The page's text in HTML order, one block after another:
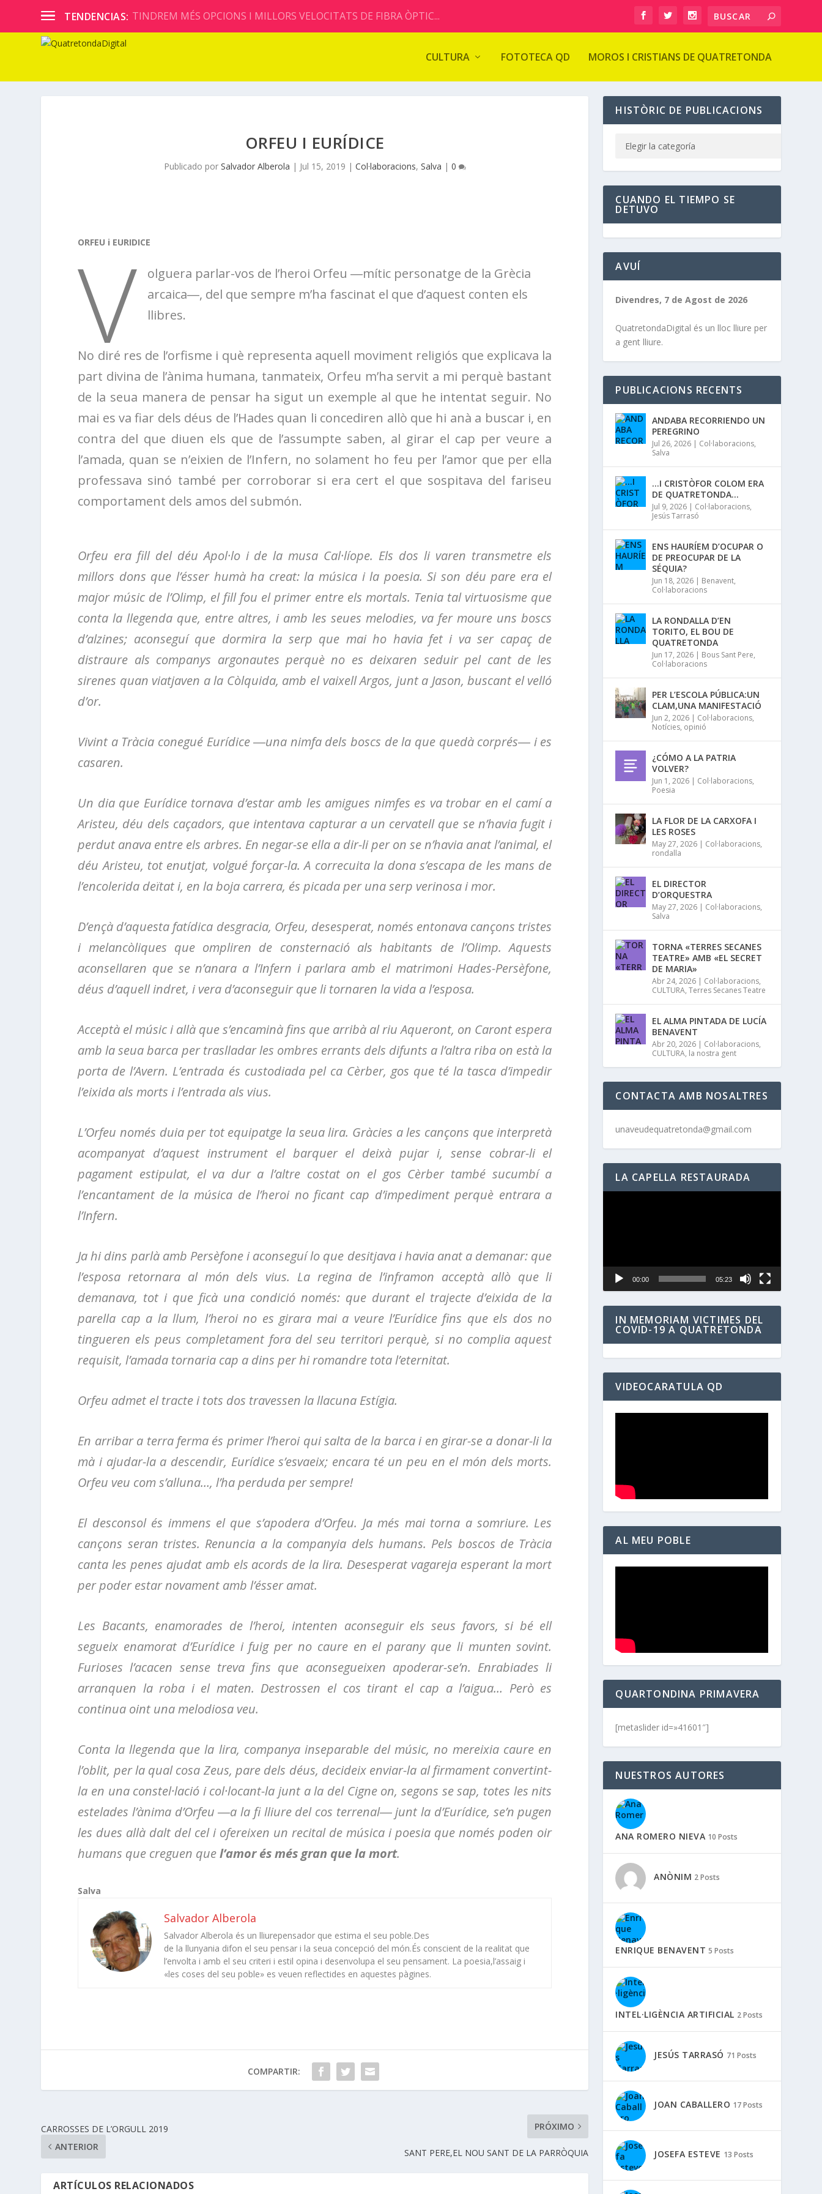
TENDENCIAS: TINDREM MÉS OPCIONS I MILLORS VELOCITATS DE FIBRA ÒPTIC...
CULTURA FOTOTECA QD MOROS I CRISTIANS DE QUATRETONDA
ORFEU I EURÍDICE
Publicado por Salvador Alberola | Jul 15, 2019 | Col·laboracions, Salva | 0
ORFEU i EURIDICE
V
olguera parlar-vos de l’heroi Orfeu ―mític personatge de la Grècia
arcaica―, del que sempre m’ha fascinat el que d’aquest conten els
llibres.
No diré res de l’orfisme i què representa aquell moviment religiós que explicava la
part divina de l’ànima humana, tanmateix, Orfeu m’ha servit a mi perquè bastant
de la seua manera de pensar ha sigut un exemple al que he intentat seguir. No
mai es va fiar dels déus de l’Hades quan li concediren allò que hi anà a buscar i, en
contra del que diuen els que de l’assumpte saben, al girar el cap per veure a
l’amada, quan se n’eixien de l’Infern, no solament ho feu per l’amor que per ella
professava sinó també per corroborar si era cert el que sospitava del fariseu
comportament dels amos del submón.
Orfeu era fill del déu Apol·lo i de la musa Cal·líope. Els dos li varen transmetre els
millors dons que l’ésser humà ha creat: la música i la poesia. Si son déu pare era el
major músic de l’Olimp, el fill fou el primer entre els mortals. Tenia tal virtuosisme que
conta la llegenda que, entre altres, i amb les seues melodies, va fer moure uns boscs
d’alzines; aconseguí que dormira la serp que mai ho havia fet i va ser capaç de
distraure als companys argonautes perquè no es deixaren seduir pel cant de les
sirenes quan viatjaven a la Còlquida, amb el vaixell Argos, junt a Jason, buscant el velló
d’or.
Vivint a Tràcia conegué Eurídice ―una nimfa dels boscs de la que quedà corprés― i es
casaren.
Un dia que Eurídice tornava d’estar amb les amigues nimfes es va trobar en el camí a
Aristeu, déu dels caçadors, que intentava capturar a un cervatell que se n’havia fugit i
perdut anava entre els arbres. En negar-se ella a dir-li per on se n’havia anat l’animal, el
déu Aristeu, tot enutjat, volgué forçar-la. A correcuita la dona s’escapa de les mans de
l’encolerida deïtat i, en la boja carrera, és picada per una serp verinosa i mor.
D’ençà d’aquesta fatídica desgracia, Orfeu, desesperat, només entonava cançons tristes
i melancòliques que ompliren de consternació als habitants de l’Olimp. Aquests
aconsellaren que se n’anara a l’Infern i parlara amb el matrimoni Hades-Persèfone,
déus d’aquell indret, i vera d’aconseguir que li tornaren la vida a l’esposa.
Acceptà el músic i allà que s’encaminà fins que arribà al riu Aqueront, on Caront espera
amb la seua barca per traslladar les ombres errants dels difunts a l’altra riba on està la
porta de l’Avern. L’entrada és custodiada pel ca Cèrber, gos que té la tasca d’impedir
l’eixida als morts i l’entrada als vius.
L’Orfeu només duia per tot equipatge la seua lira. Gràcies a les cançons que interpretà
acompanyat d’aquest instrument el barquer el deixà pujar i, sense cobrar-li el
pagament estipulat, el va dur a l’altre costat on el gos Cèrber també sucumbí a
l’encantament de la música de l’heroi no ficant cap d’impediment perquè entrara a
l’Infern.
Ja hi dins parlà amb Persèfone i aconseguí lo que desitjava i havia anat a demanar: que
l’esposa retornara al món dels vius. La regina de l’inframon acceptà allò que li
demanava, tot i que ficà una condició només: que durant el trajecte d’eixida de la
parella cap a la llum, l’heroi no es girara mai a veure l’Eurídice fins que els dos no
tingueren els peus completament fora del seu territori perquè, si no complia aquest
requisit, l’amada tornaria cap a dins per hi romandre tota l’eternitat.
Orfeu admet el tracte i tots dos travessen la llacuna Estígia.
En arribar a terra ferma és primer l’heroi qui salta de la barca i en girar-se a donar-li la
mà i ajudar-la a descendir, Eurídice s’esvaeix; encara té un peu en el món dels morts.
Orfeu veu com s’alluna…, l’ha perduda per sempre!
El desconsol és immens el que s’apodera d’Orfeu. Ja més mai torna a somriure. Les
cançons seran tristes. Renuncia a la companyia dels humans. Pels boscos de Tràcia
canta les penes ajudat amb els acords de la lira. Desesperat vagareja esperant la mort
per poder estar novament amb l’ésser amat.
Les Bacants, enamorades de l’heroi, intenten aconseguir els seus favors, si bé ell
segueix enamorat d’Eurídice i fuig per no caure en el parany que li munten sovint.
Furioses l’acacen sense treva fins que aconsegueixen apoderar-se’n. Enrabiades li
arranquen la roba i el maten. Destrossen el cos tirant el cap a l’aigua… Però es
continua oint una melodiosa veu.
Conta la llegenda que la lira, companya inseparable del músic, no mereixia caure en
l’oblit, per la qual cosa Zeus, pare dels déus, decideix enviar-la al firmament convertint-
la en una constel·lació i col·locant-la junt a la del Cigne on, segons se sap, totes les nits
estelades l’ànima d’Orfeu ―a la fi lliure del cos terrenal― junt la d’Eurídice, se’n pugen
les dues allà dalt del cel i ofereixen un recital de música i poesia que només poden oir
humans que creguen quel’amor és més gran que la mort.
Salva
Salvador Alberola
Salvador Alberola és un lliurepensador que estima el seu poble.Des
de la llunyania difon el seu pensar i la seua concepció del món.És conscient de la realitat que
l’envolta i amb el seu criteri i estil opina i desenvolupa el seu pensament. La poesia,l’assaig i
«les coses del seu poble» es veuen reflectides en aquestes pàgines.
COMPARTIR:
CARROSSES DE L’ORGULL 2019
ANTERIOR
PRÓXIMO
SANT PERE,EL NOU SANT DE LA PARRÒQUIA
ARTÍCULOS RELACIONADOS
HISTÒRIC DE PUBLICACIONS
CUANDO EL TIEMPO SE
DETUVO
AVUÍ
Divendres, 7 de Agost de 2026
QuatretondaDigital és un lloc lliure per
a gent lliure.
PUBLICACIONS RECENTS
ANDABA RECORRIENDO UN
PEREGRINO
Jul 26, 2026 | Col·laboracions,
Salva
…I CRISTÒFOR COLOM ERA
DE QUATRETONDA…
Jul 9, 2026 | Col·laboracions,
Jesús Tarrasó
ENS HAURÍEM D’OCUPAR O
DE PREOCUPAR DE LA
SÉQUIA?
Jun 18, 2026 | Benavent,
Col·laboracions
LA RONDALLA D’EN
TORITO, EL BOU DE
QUATRETONDA
Jun 17, 2026 | Bous Sant Pere,
Col·laboracions
PER L’ESCOLA PÚBLICA:UN
CLAM,UNA MANIFESTACIÓ
Jun 2, 2026 | Col·laboracions,
Notícies, opinió
¿CÓMO A LA PATRIA
VOLVER?
Jun 1, 2026 | Col·laboracions,
Poesia
LA FLOR DE LA CARXOFA I
LES ROSES
May 27, 2026 | Col·laboracions,
rondalla
EL DIRECTOR
D’ORQUESTRA
May 27, 2026 | Col·laboracions,
Salva
TORNA «TERRES SECANES
TEATRE» AMB «EL SECRET
DE MARIA»
Abr 24, 2026 | Col·laboracions,
CULTURA,Terres Secanes Teatre
EL ALMA PINTADA DE LUCÍA
BENAVENT
Abr 20, 2026 | Col·laboracions,
CULTURA, la nostra gent
CONTACTA AMB NOSALTRES
unaveudequatretonda@gmail.com
LA CAPELLA RESTAURADA
00:00 05:23
IN MEMORIAM VICTIMES DEL
COVID-19 A QUATRETONDA
VIDEOCARATULA QD
AL MEU POBLE
QUARTONDINA PRIMAVERA
[metaslider id=»41601″]
NUESTROS AUTORES
ANA ROMERO NIEVA 10 Posts
ANÒNIM 2 Posts
ENRIQUE BENAVENT 5 Posts
INTEL·LIGÈNCIA ARTIFICIAL 2 Posts
JESÚS TARRASÓ 71 Posts
JOAN CABALLERO 17 Posts
JOSEFA ESTEVE 13 Posts